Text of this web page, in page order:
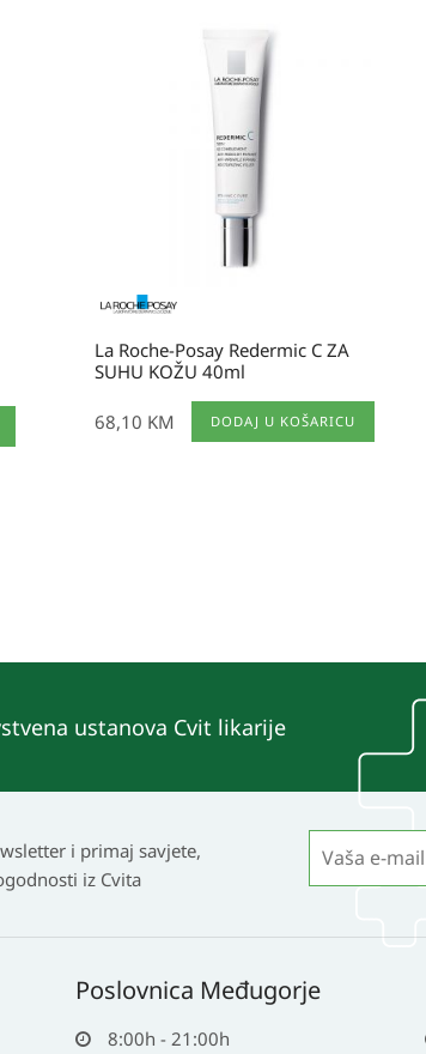
La Roche-Posay Redermic C ZA
SUHU KOŽU 40ml
68,10 KM DODAJ U KOŠARICU
ustanova Cvit likarije
i primaj savjete,
iz Cvita
Poslovnica Međugorje
8:00h - 21:00h